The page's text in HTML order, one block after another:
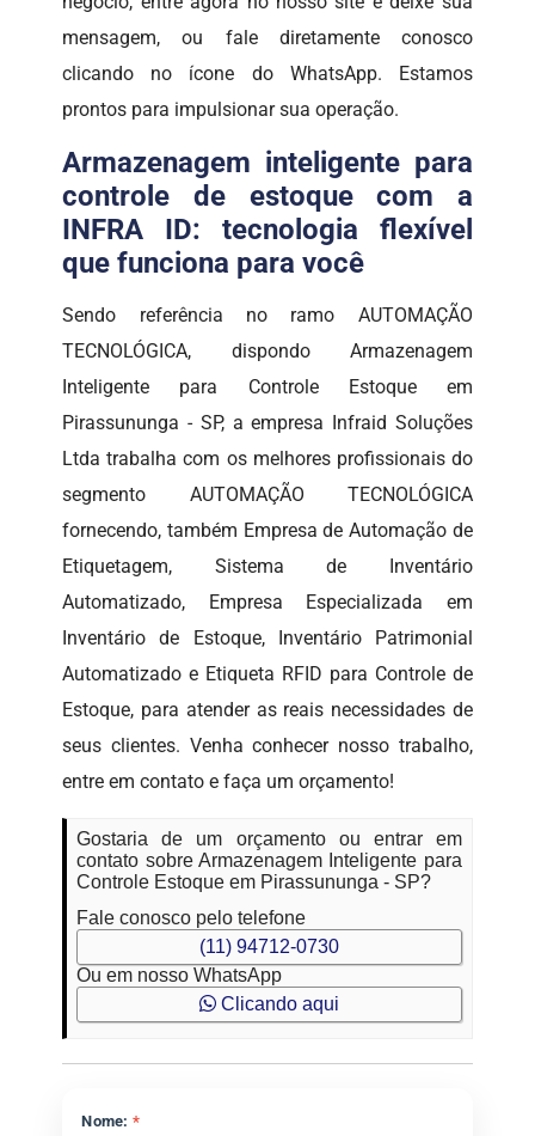
mensagem, ou fale diretamente conosco
clicando no ícone do WhatsApp. Estamos
prontos para impulsionar sua operação.
Armazenagem inteligente para
controle de estoque com a
INFRA ID: tecnologia flexível
que funciona para você
Sendo referência no ramo AUTOMAÇÃO
TECNOLÓGICA, dispondo Armazenagem
Inteligente para Controle Estoque em
Pirassununga - SP, a empresa Infraid Soluções
Ltda trabalha com os melhores profissionais do
segmento AUTOMAÇÃO TECNOLÓGICA
fornecendo, também Empresa de Automação de
Etiquetagem, Sistema de Inventário
Automatizado, Empresa Especializada em
Inventário de Estoque, Inventário Patrimonial
Automatizado e Etiqueta RFID para Controle de
Estoque, para atender as reais necessidades de
seus clientes. Venha conhecer nosso trabalho,
entre em contato e faça um orçamento!
Gostaria de um orçamento ou entrar em
contato sobre Armazenagem Inteligente para
Controle Estoque em Pirassununga - SP?
Fale conosco pelo telefone
(11) 94712-0730
Ou em nosso WhatsApp
Clicando aqui
Nome: *